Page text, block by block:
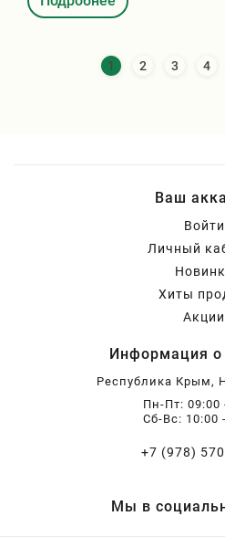
1 2 3 4
Ваш
Войти
Личный
Хиты
Акции
Информация о
Республика Крым,
Пн-Пт: 09:00
Сб-Вс: 10:00
+7 (978)
Мы в